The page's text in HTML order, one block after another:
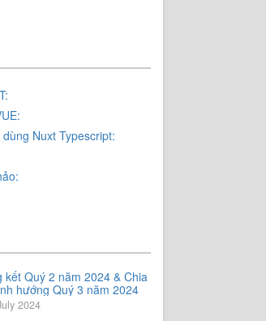
Nuxt Typescript:
kết Quý 2 năm 2024 & Chia
hướng Quý 3 năm 2024
2024